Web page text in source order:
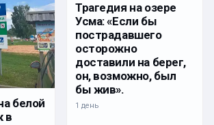
белой
в
Трагедия на озере
Усма: «Если бы
пострадавшего
осторожно
доставили на берег,
он, возможно, был
бы жив».
1 день